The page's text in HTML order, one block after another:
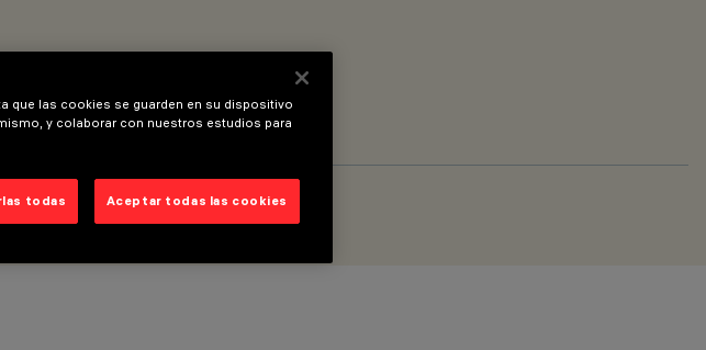
que las cookies se guarden en su dispositivo
y colaborar con nuestros estudios para
todas Aceptar todas las cookies